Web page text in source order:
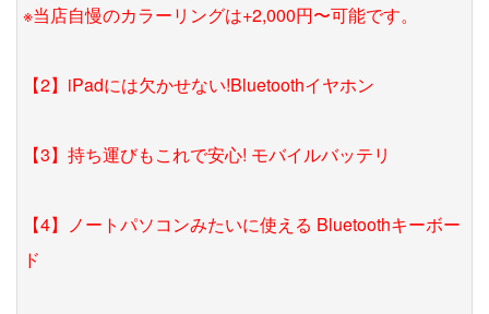
※当店自慢のカラーリングは+2,000円〜可能です。
【2】iPadには欠かせない!Bluetoothイヤホン
【3】持ち運びもこれで安心! モバイルバッテリ
【4】ノートパソコンみたいに使える Bluetoothキーボー
ド